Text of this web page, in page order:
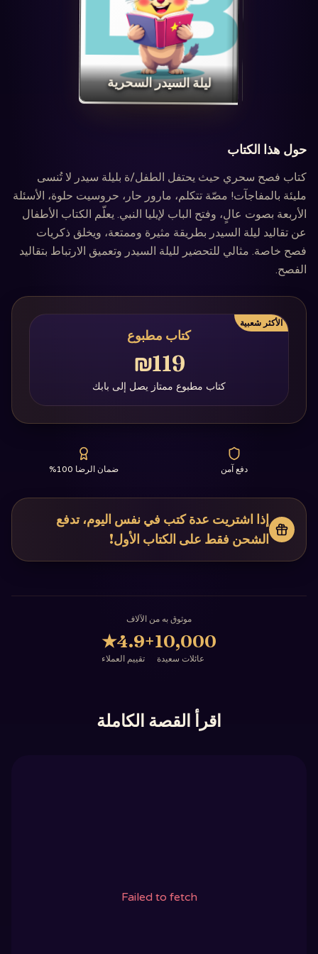
‏ليلة السيدر السحرية‏
حول هذا الكتاب
كتاب فصح سحري حيث يحتفل الطفل/ة بليلة سيدر لا تُنسى
مليئة بالمفاجآت! مصّة تتكلم، مارور حار، حروسيت حلوة، الأسئلة
الأربعة بصوت عالٍ، وفتح الباب لإيليا النبي. يعلّم الكتاب الأطفال
عن تقاليد ليلة السيدر بطريقة مثيرة وممتعة، ويخلق ذكريات
فصح خاصة. مثالي للتحضير لليلة السيدر وتعميق الارتباط بتقاليد
الفصح.
الأكثر شعبية
كتاب مطبوع
₪119
كتاب مطبوع ممتاز يصل إلى بابك
دفع آمن ضمان الرضا 100%
إذا اشتريت عدة كتب في نفس اليوم، تدفع
الشحن فقط على الكتاب الأول!
موثوق به من الآلاف
10,000+
عائلات سعيدة
4.9
★
تقييم العملاء
اقرأ القصة الكاملة
Failed to fetch